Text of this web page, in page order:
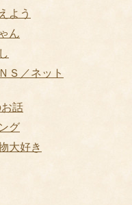
よう
ん
Ｓ／ネット
話
グ
大好き